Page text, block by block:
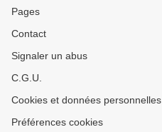
Pages
Contact
Signaler un abus
C.G.U.
Cookies et données personnelles
Préférences cookies